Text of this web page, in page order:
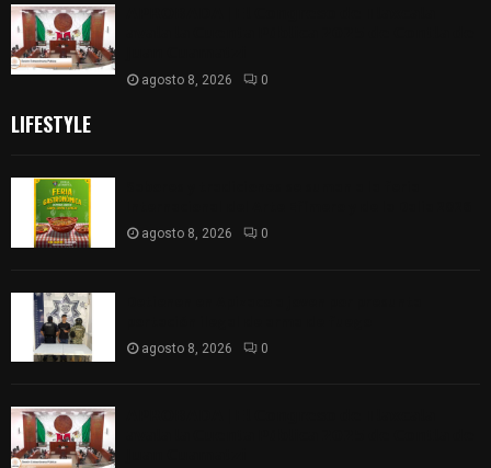
agosto 8, 2026 0
LIFESTYLE
agosto 8, 2026 0
agosto 8, 2026 0